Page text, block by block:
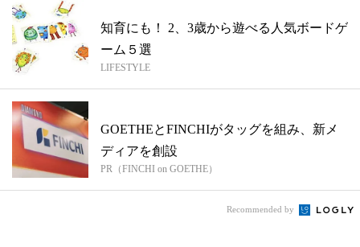
知育にも！ 2、3歳から遊べる人気ボードゲ
ーム５選
LIFESTYLE
GOETHEとFINCHIがタッグを組み、新メ
ディアを創設
PR（FINCHI on GOETHE）
Recommended by